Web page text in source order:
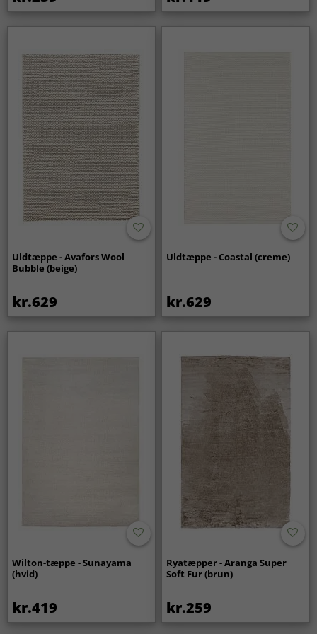
Uldtæppe - Avafors Wool
Bubble (beige)
kr.629
Uldtæppe - Coastal (creme)
kr.629
Wilton-tæppe - Sunayama
(hvid)
kr.419
Ryatæpper - Aranga Super
Soft Fur (brun)
kr.259